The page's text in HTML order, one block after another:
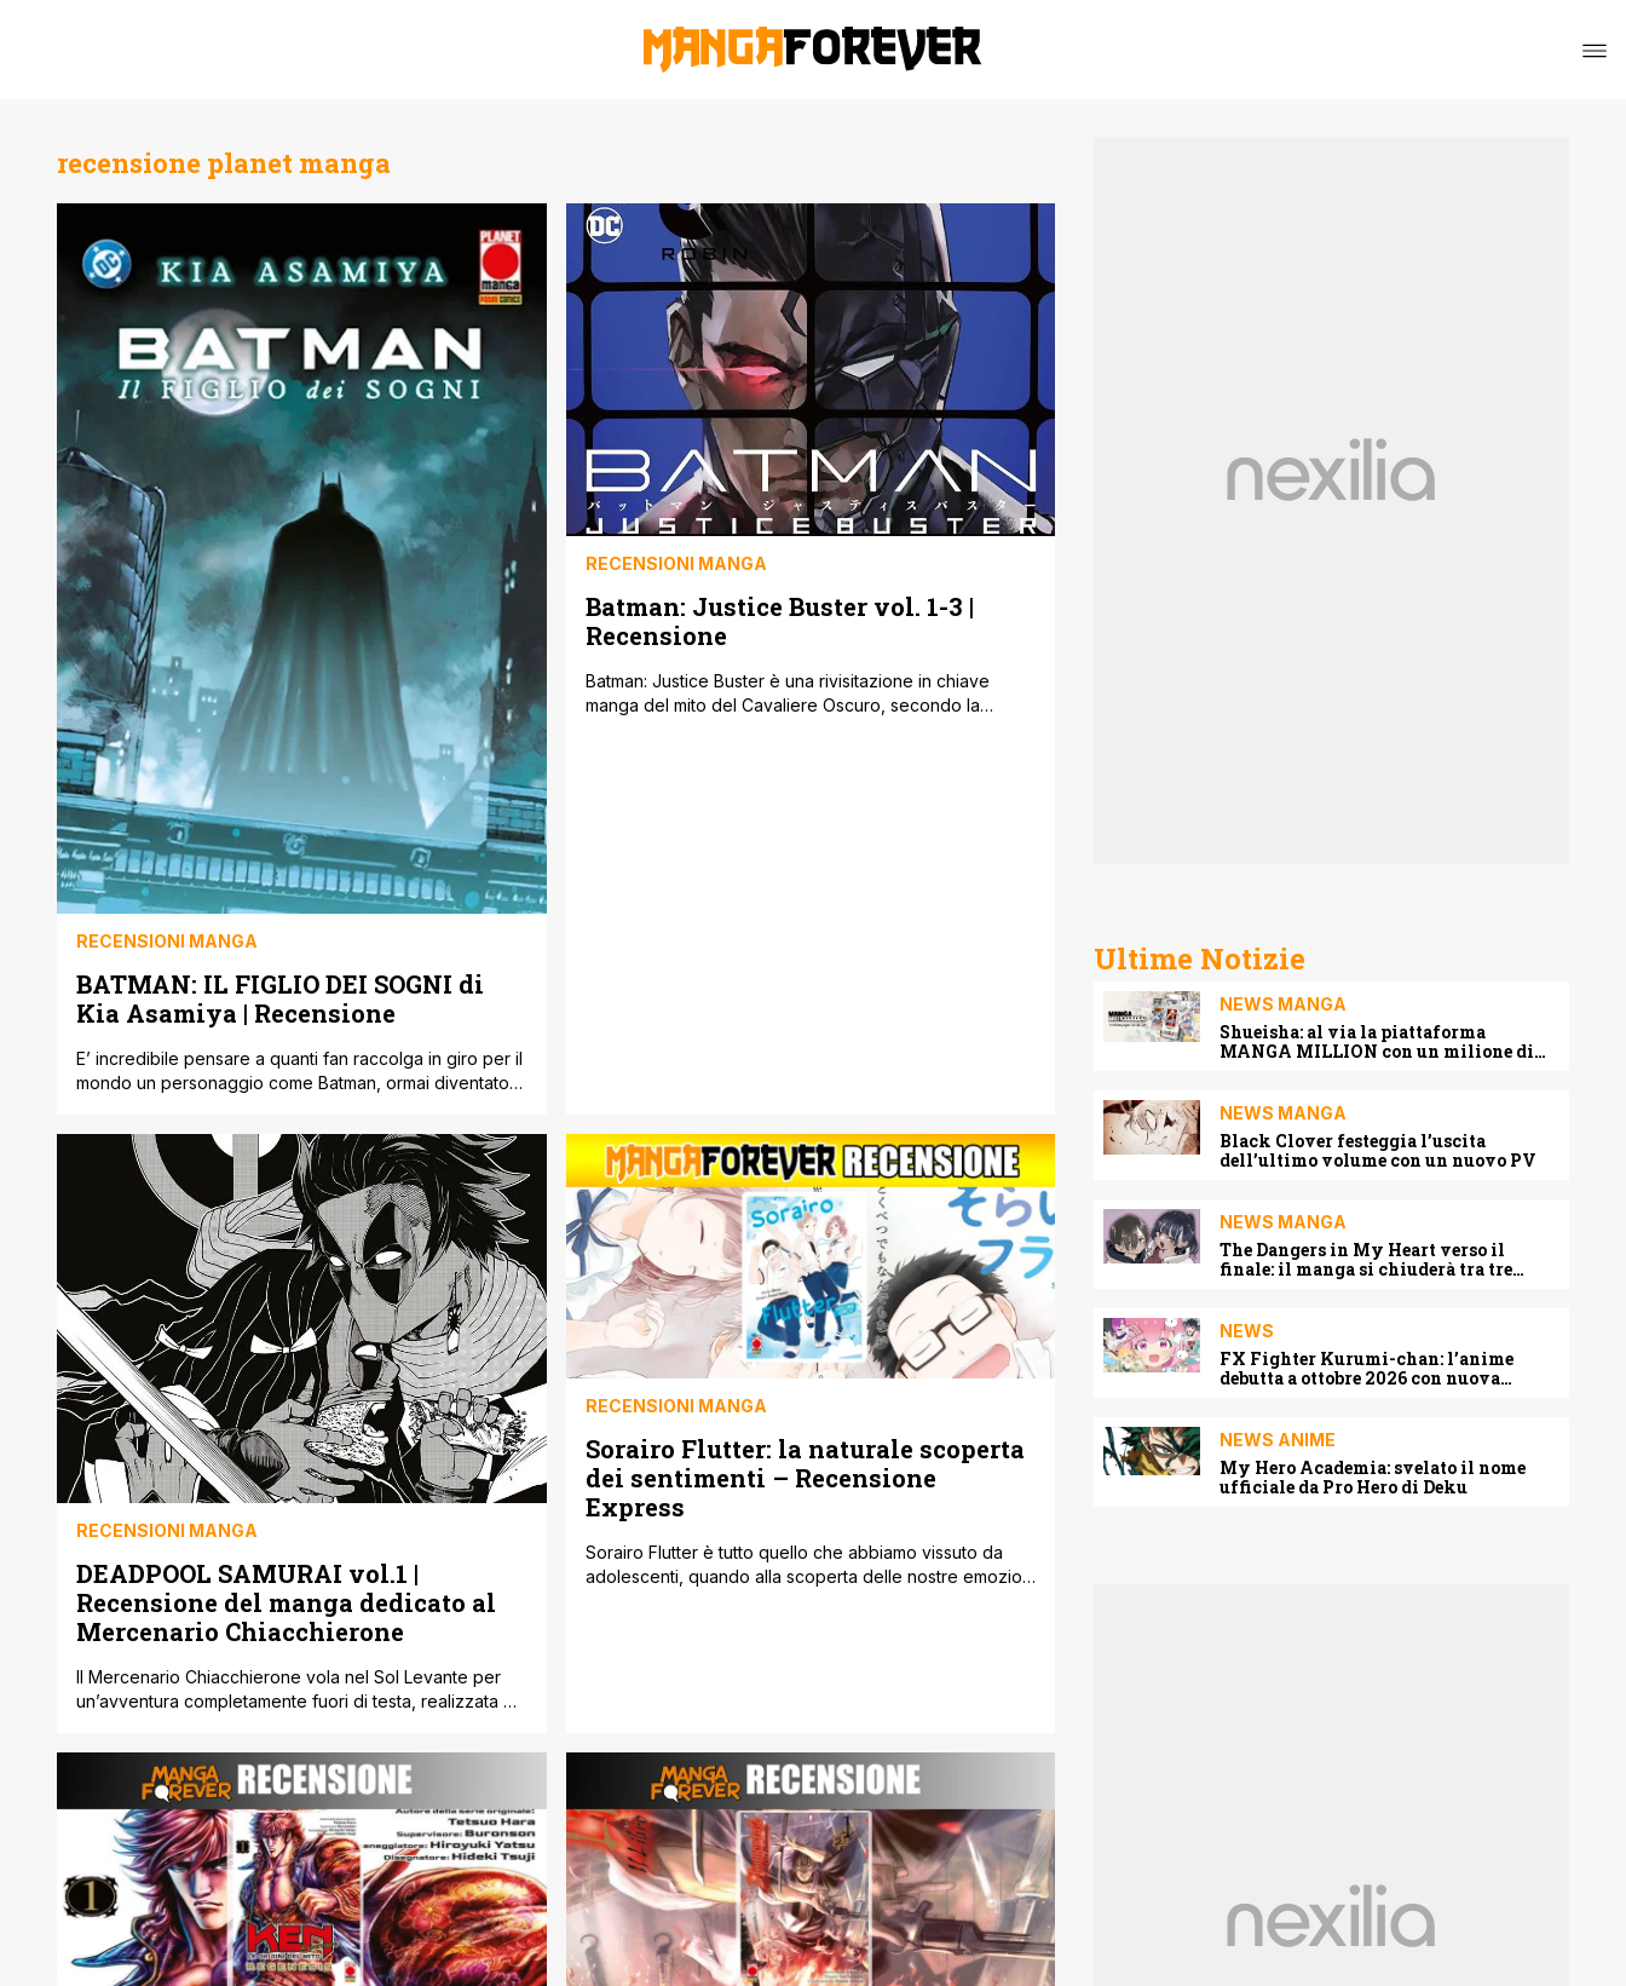
recensione planet manga
RECENSIONI MANGA
BATMAN: IL FIGLIO DEI SOGNI di
Kia Asamiya | Recensione
E’ incredibile pensare a quanti fan raccolga in giro per il
mondo un personaggio come Batman, ormai diventato
occidentale, dove i comics americani non sono diffusi
come da noi, annoverano migliaia di appassionati del
Cavaliere Oscuro, grazie anche a pellicole
cinematografiche, serie tv, cartoni, videogames, ecc…
RECENSIONI MANGA
Batman: Justice Buster vol. 1-3 |
Recensione
Batman: Justice Buster è una rivisitazione in chiave
manga del mito del Cavaliere Oscuro, secondo la
RECENSIONI MANGA
DEADPOOL SAMURAI vol.1 |
Recensione del manga dedicato al
Mercenario Chiacchierone
Il Mercenario Chiacchierone vola nel Sol Levante per
un’avventura completamente fuori di testa, realizzata da
RECENSIONI MANGA
Sorairo Flutter: la naturale scoperta
dei sentimenti – Recensione
Express
Sorairo Flutter è tutto quello che abbiamo vissuto da
adolescenti, quando alla scoperta delle nostre emozioni
Ultime Notizie
NEWS MANGA
Shueisha: al via la piattaforma
MANGA MILLION con un milione di
NEWS MANGA
Black Clover festeggia l’uscita
dell’ultimo volume con un nuovo PV
NEWS MANGA
The Dangers in My Heart verso il
finale: il manga si chiuderà tra tre
NEWS
FX Fighter Kurumi-chan: l’anime
debutta a ottobre 2026 con nuova
NEWS ANIME
My Hero Academia: svelato il nome
ufficiale da Pro Hero di Deku